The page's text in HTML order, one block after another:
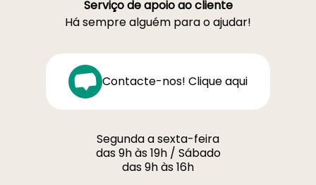
Serviço de apoio ao cliente
Há sempre alguém para o ajudar!
Contacte-nos! Clique aqui
Segunda a sexta-feira
das 9h às 19h / Sábado
das 9h às 16h